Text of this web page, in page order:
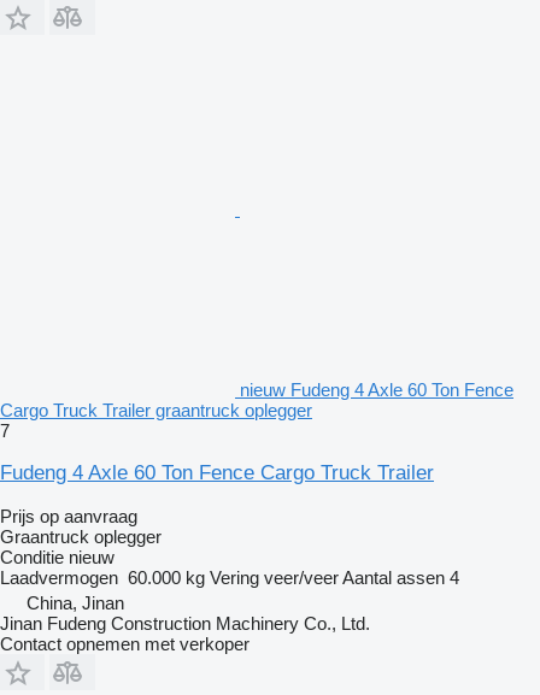
nieuw Fudeng 4 Axle 60 Ton Fence
Cargo Truck Trailer graantruck oplegger
7
Fudeng 4 Axle 60 Ton Fence Cargo Truck Trailer
Prijs op aanvraag
Graantruck oplegger
Conditie nieuw
Laadvermogen 60.000 kg Vering veer/veerAantal assen 4
China, Jinan
Jinan Fudeng Construction Machinery Co., Ltd.
Contact opnemen met verkoper